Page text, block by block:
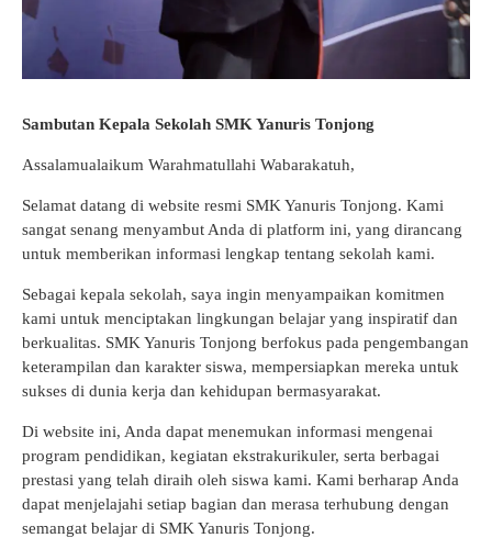
Sambutan Kepala Sekolah SMK Yanuris Tonjong
Assalamualaikum Warahmatullahi Wabarakatuh,
Selamat datang di website resmi SMK Yanuris Tonjong. Kami
sangat senang menyambut Anda di platform ini, yang dirancang
untuk memberikan informasi lengkap tentang sekolah kami.
Sebagai kepala sekolah, saya ingin menyampaikan komitmen
kami untuk menciptakan lingkungan belajar yang inspiratif dan
berkualitas. SMK Yanuris Tonjong berfokus pada pengembangan
keterampilan dan karakter siswa, mempersiapkan mereka untuk
sukses di dunia kerja dan kehidupan bermasyarakat.
Di website ini, Anda dapat menemukan informasi mengenai
program pendidikan, kegiatan ekstrakurikuler, serta berbagai
prestasi yang telah diraih oleh siswa kami. Kami berharap Anda
dapat menjelajahi setiap bagian dan merasa terhubung dengan
semangat belajar di SMK Yanuris Tonjong.